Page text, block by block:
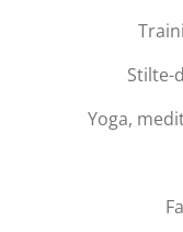
Stilte-
Yoga,